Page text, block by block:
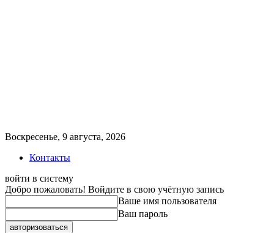
Воскресенье, 9 августа, 2026
Контакты
войти в систему
Добро пожаловать! Войдите в свою учётную запись
Ваше имя пользователя
Ваш пароль